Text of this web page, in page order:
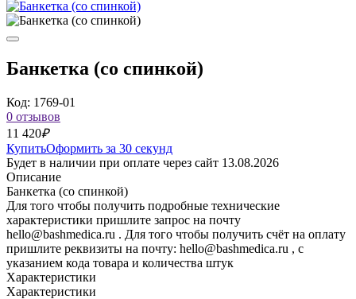
Банкетка (со спинкой)
Код: 1769-01
0 отзывов
11 420₽
КупитьОформить за 30 секунд
Будет в наличии при оплате через сайт 13.08.2026
Описание
Банкетка (со спинкой)
Для того чтобы получить подробные технические
характеристики пришлите запрос на почту
hello@bashmedica.ru . Для того чтобы получить счёт на оплату
пришлите реквизиты на почту: hello@bashmedica.ru , с
указанием кода товара и количества штук
Характеристики
Характеристики